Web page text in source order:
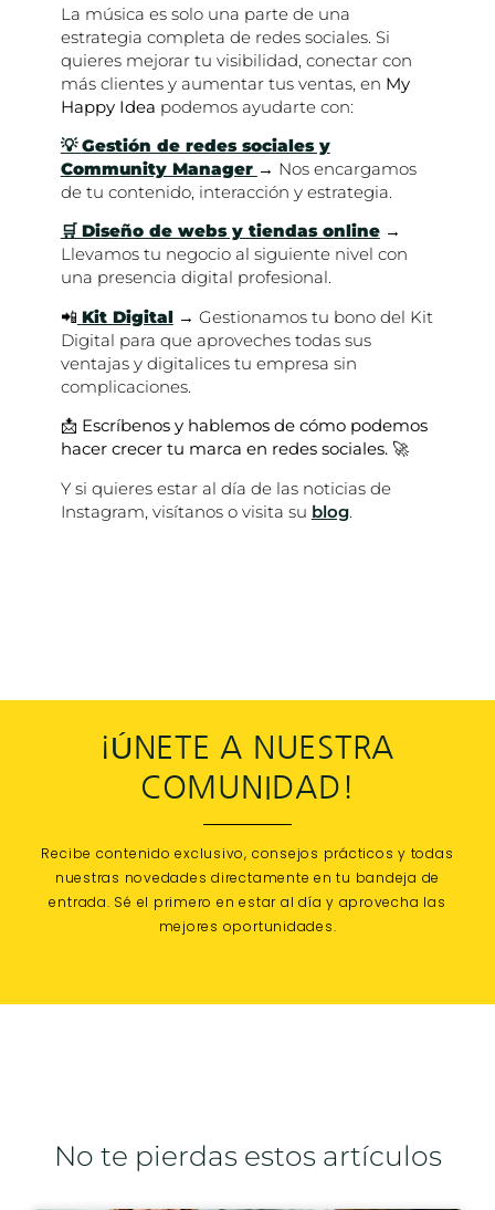
La música es solo una parte de una
estrategia completa de redes sociales. Si
quieres mejorar tu visibilidad, conectar con
más clientes y aumentar tus ventas, en My
Happy Idea podemos ayudarte con:
💡Gestión de redes sociales y
Community Manager → Nos encargamos
de tu contenido, interacción y estrategia.
🛒 Diseño de webs y tiendas online→
Llevamos tu negocio al siguiente nivel con
una presencia digital profesional.
📲 Kit Digital→ Gestionamos tu bono del Kit
Digital para que aproveches todas sus
ventajas y digitalices tu empresa sin
complicaciones.
📩 Escríbenos y hablemos de cómo podemos
hacer crecer tu marca en redes sociales.🚀
Y si quieres estar al día de las noticias de
Instagram, visítanos o visita su blog.
¡ÚNETE A NUESTRA
COMUNIDAD!
Recibe contenido exclusivo, consejos prácticos y todas
nuestras novedades directamente en tu bandeja de
entrada. Sé el primero en estar al día y aprovecha las
mejores oportunidades.
No te pierdas estos artículos